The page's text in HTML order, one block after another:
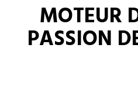
MOTEUR
PASSION